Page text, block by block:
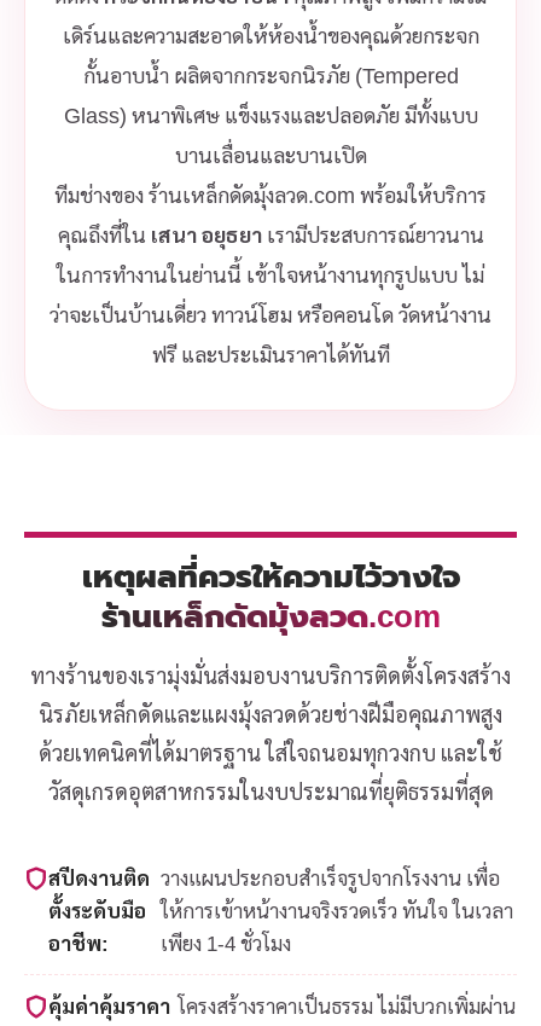
เดิร์นและความสะอาดให้ห้องน้ำของคุณด้วยกระจก
กั้นอาบน้ำ ผลิตจากกระจกนิรภัย (Tempered
Glass) หนาพิเศษ แข็งแรงและปลอดภัย มีทั้งแบบ
บานเลื่อนและบานเปิด
ทีมช่างของ ร้านเหล็กดัดมุ้งลวด.com พร้อมให้บริการ
คุณถึงที่ใน เสนา อยุธยาเรามีประสบการณ์ยาวนาน
ในการทำงานในย่านนี้ เข้าใจหน้างานทุกรูปแบบ ไม่
ว่าจะเป็นบ้านเดี่ยว ทาวน์โฮม หรือคอนโด วัดหน้างาน
ฟรี และประเมินราคาได้ทันที
เหตุผลที่ควรให้ความไว้วางใจ
ร้านเหล็กดัดมุ้งลวด.com
ทางร้านของเรามุ่งมั่นส่งมอบงานบริการติดตั้งโครงสร้าง
นิรภัยเหล็กดัดและแผงมุ้งลวดด้วยช่างฝีมือคุณภาพสูง
ด้วยเทคนิคที่ได้มาตรฐาน ใส่ใจถนอมทุกวงกบ และใช้
วัสดุเกรดอุตสาหกรรมในงบประมาณที่ยุติธรรมที่สุด
สปีดงานติด
ตั้งระดับมือ
อาชีพ:
วางแผนประกอบสำเร็จรูปจากโรงงาน เพื่อ
ให้การเข้าหน้างานจริงรวดเร็ว ทันใจ ในเวลา
เพียง 1-4 ชั่วโมง
คุ้มค่าคุ้มราคา โครงสร้างราคาเป็นธรรม ไม่มีบวกเพิ่มผ่าน